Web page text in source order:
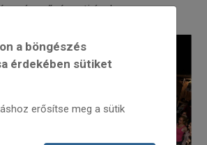
más művészeti ágakra.
a böngészés
érdekében sütiket
erősítse meg a sütik